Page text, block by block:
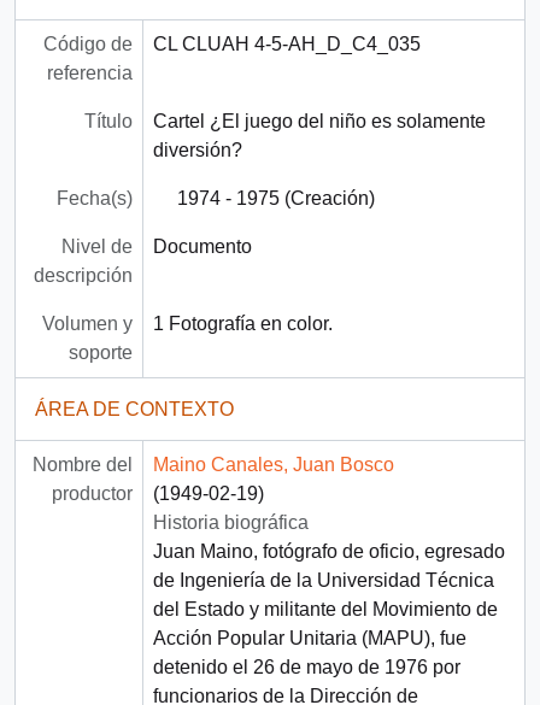
Código de
referencia
CL CLUAH 4-5-AH_D_C4_035
Título
Cartel ¿El juego del niño es solamente
diversión?
Fecha(s) 1974 - 1975 (Creación)
Nivel de
descripción
Documento
Volumen y
soporte
1 Fotografía en color.
ÁREA DE CONTEXTO
Nombre del
productor
Maino Canales, Juan Bosco
(1949-02-19)
Historia biográfica
Juan Maino, fotógrafo de oficio, egresado
de Ingeniería de la Universidad Técnica
del Estado y militante del Movimiento de
Acción Popular Unitaria (MAPU), fue
detenido el 26 de mayo de 1976 por
funcionarios de la Dirección de